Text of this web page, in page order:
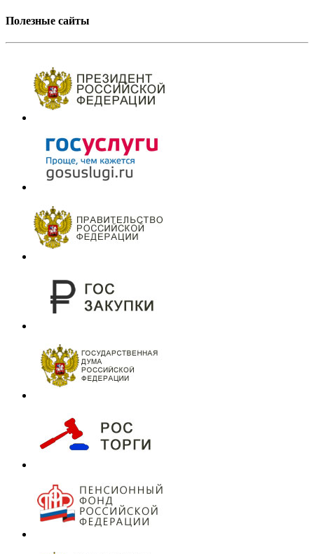
Полезные сайты